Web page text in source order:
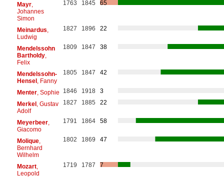
Mayr,
Johannes
Simon
1763 1845 65
Meinardus
Ludwig
1827 1896 22
Mendelssohn
Bartholdy,
Felix
1809 1847 38
Mendelssohn-
Hensel, Fanny
1805 1847 42
Menter, Sophie 1846 1918
3
Merkel, Gustav
Adolf
1827 1885 22
Meyerbeer,
Giacomo
1791 1864 58
Molique,
Bernhard
Wilhelm
1802 1869 47
Mozart,
Leopold
1719 1787 7